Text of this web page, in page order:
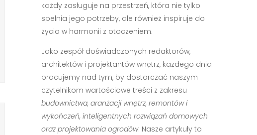
każdy zasługuje na przestrzeń, która nie tylko
spełnia jego potrzeby, ale również inspiruje do
życia w harmonii z otoczeniem.
Jako zespół doświadczonych redaktorów,
architektów i projektantów wnętrz, każdego dnia
pracujemy nad tym, by dostarczać naszym
czytelnikom wartościowe treści z zakresu
budownictwa, aranżacji wnętrz, remontów i
wykończeń, inteligentnych rozwiązań domowych
oraz projektowania ogrodów. Nasze artykuły to